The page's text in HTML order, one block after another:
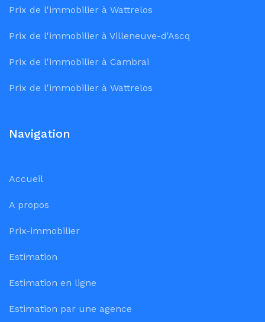
Prix de l'immobilier à Wattrelos
Prix de l'immobilier à Villeneuve-d'Ascq
Prix de l'immobilier à Cambrai
Prix de l'immobilier à Wattrelos
Navigation
Accueil
A propos
Prix-immobilier
Estimation
Estimation en ligne
Estimation par une agence